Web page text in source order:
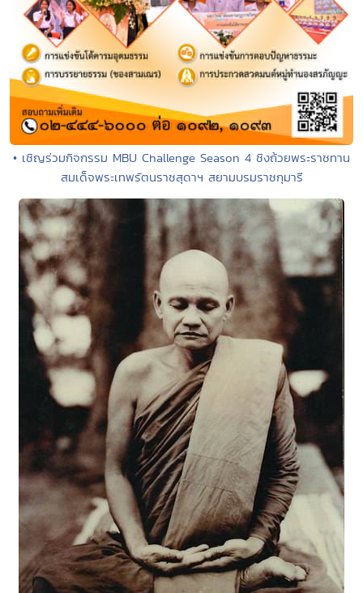
• เชิญร่วมกิจกรรม MBU Challenge Season 4 ชิงถ้วยพระราชทาน
สมเด็จพระเทพรัตนราชสุดาฯ สยามบรมราชกุมารี